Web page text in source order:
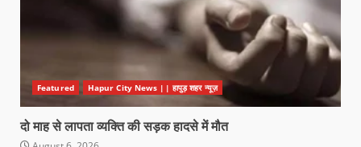
Featured Hapur City News || हापुड़ शहर न्यूज़
दो माह से लापता व्यक्ति की सड़क हादसे में मौत